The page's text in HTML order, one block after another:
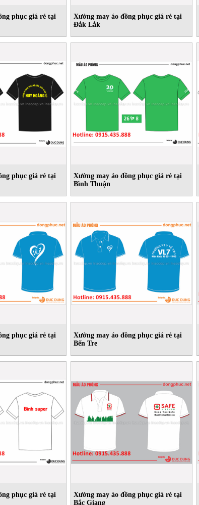
phục giá rẻ tại
Xưởng may áo đồng phục giá rẻ tại
Đắk Lắk
phục giá rẻ tại
Xưởng may áo đồng phục giá rẻ tại
Bình Thuận
phục giá rẻ tại
Xưởng may áo đồng phục giá rẻ tại
Bến Tre
phục giá rẻ tại
Xưởng may áo đồng phục giá rẻ tại
Bắc Giang